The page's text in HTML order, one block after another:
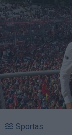
Sportas